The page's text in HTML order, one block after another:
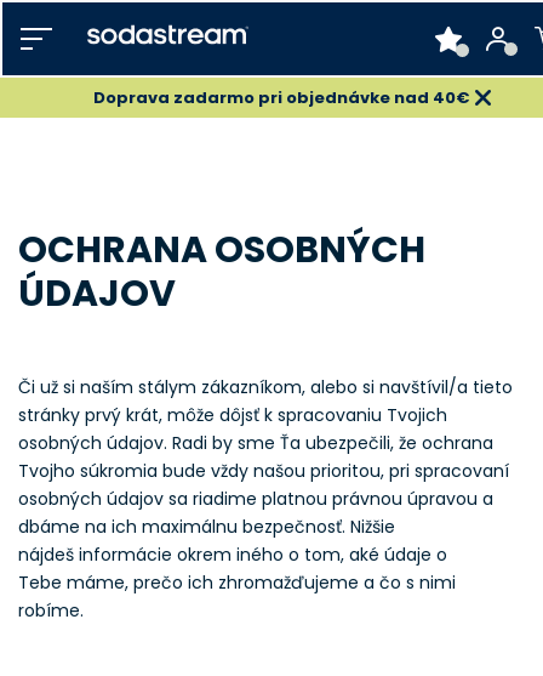
Doprava zadarmo pri objednávke nad 40€
OCHRANA OSOBNÝCH
ÚDAJOV
Či už si naším stálym zákazníkom, alebo si navštívil/a tieto
stránky prvý krát, môže dôjsť k spracovaniu Tvojich
osobných údajov. Radi by sme Ťa ubezpečili, že ochrana
Tvojho súkromia bude vždy našou prioritou, pri spracovaní
osobných údajov sa riadime platnou právnou úpravou a
dbáme na ich maximálnu bezpečnosť. Nižšie
nájdeš informácie okrem iného o tom, aké údaje o
Tebe máme, prečo ich zhromažďujeme a čo s nimi
robíme.